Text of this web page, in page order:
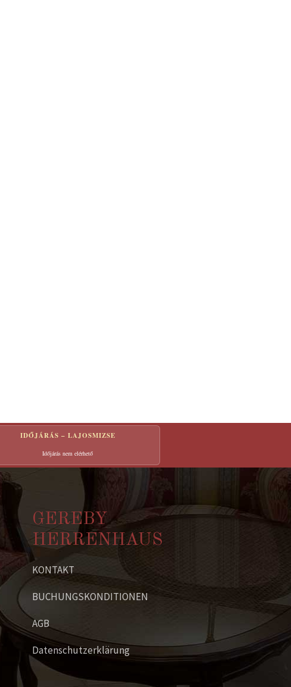
IDŐJÁRÁS – LAJOSMIZSE
Időjárás nem elérhető
GEREBY
HERRENHAUS
KONTAKT
BUCHUNGSKONDITIONEN
AGB
Datenschutzerklärung